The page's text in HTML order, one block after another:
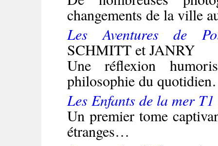
changements de la ville
Les Aventures de
SCHMITT et JANRY
Une réflexion
philosophie du
Les Enfants de la mer T1
Un premier tome
étranges…